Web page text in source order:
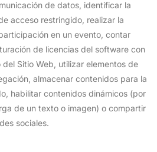
de datos, identificar la
acceso restringido, realizar la
en un evento, contar
de licencias del software con
Sitio Web, utilizar elementos de
almacenar contenidos para la
habilitar contenidos dinámicos (por
de un texto o imagen) o compartir
sociales.